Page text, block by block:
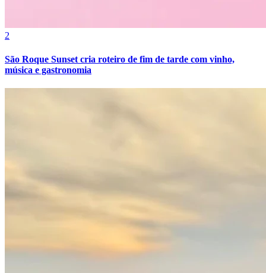
2
São Roque Sunset cria roteiro de fim de tarde com vinho,
música e gastronomia